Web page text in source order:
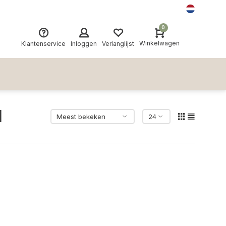
Klantenservice Inloggen Verlanglijst
0
Winkelwagen